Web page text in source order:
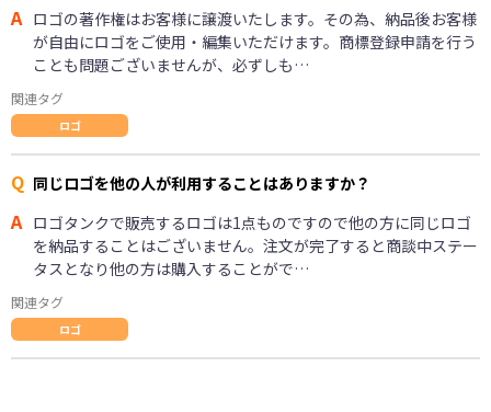
A ロゴの著作権はお客様に譲渡いたします。その為、納品後お客様
が自由にロゴをご使用・編集いただけます。商標登録申請を行う
ことも問題ございませんが、必ずしも…
関連タグ
ロゴ
Q 同じロゴを他の人が利用することはありますか？
A ロゴタンクで販売するロゴは1点ものですので他の方に同じロゴ
を納品することはございません。注文が完了すると商談中ステー
タスとなり他の方は購入することがで…
関連タグ
ロゴ